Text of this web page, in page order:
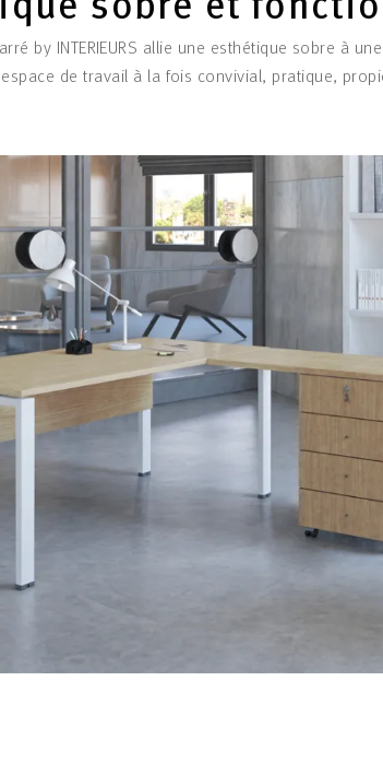
by INTERIEURS allie une esthétique sobre à
de travail à la fois convivial, pratique,